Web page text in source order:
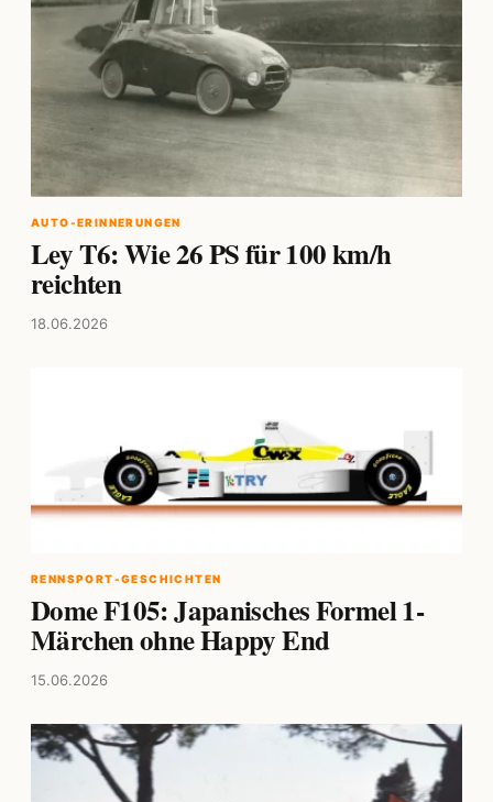
AUTO-ERINNERUNGEN
Ley T6: Wie 26 PS für 100 km/h
reichten
18.06.2026
RENNSPORT-GESCHICHTEN
Dome F105: Japanisches Formel 1-
Märchen ohne Happy End
15.06.2026